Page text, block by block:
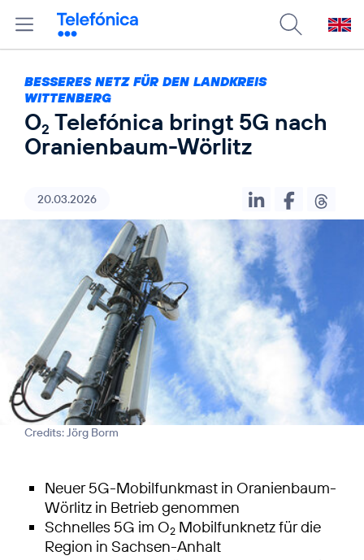
BESSERES NETZ FÜR DEN LANDKREIS
WITTENBERG
O2 Telefónica bringt 5G nach
Oranienbaum-Wörlitz
20.03.2026
Credits: Jörg Borm
Neuer 5G-Mobilfunkmast in Oranienbaum-
Wörlitz in Betrieb genommen
Schnelles 5G im O2 Mobilfunknetz für die
Region in Sachsen-Anhalt